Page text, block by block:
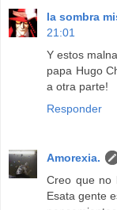
la sombra
21:01
Y estos
papa Hugo
a otra parte!
Responder
Amorexia.
Creo que no
Esata gente